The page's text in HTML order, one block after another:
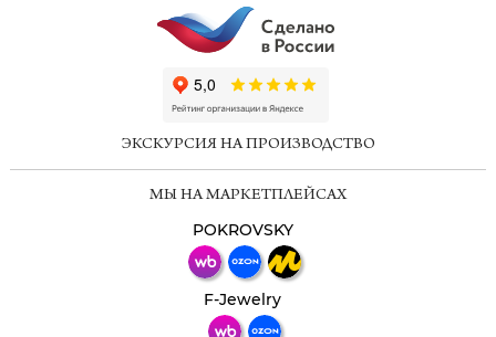
ЭКСКУРСИЯ НА ПРОИЗВОДСТВО
МЫ НА МАРКЕТПЛЕЙСАХ
POKROVSKY
F-Jewelry